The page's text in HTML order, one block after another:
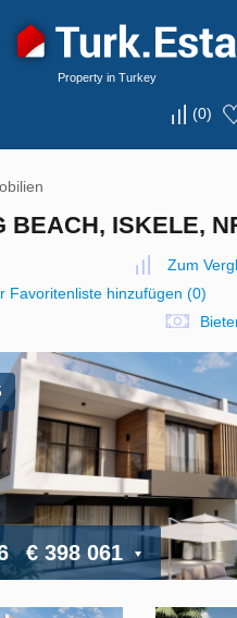
Property in Turkey
(0)
BEACH, ISKELE,
Zum
Favoritenliste hinzufügen (0)
€ 398 061